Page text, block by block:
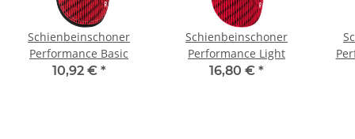
Schienbeinschoner
Performance Basic
10,92 € *
Schienbeinschoner
Performance Light
16,80 € *